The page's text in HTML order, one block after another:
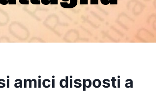
amici disposti a